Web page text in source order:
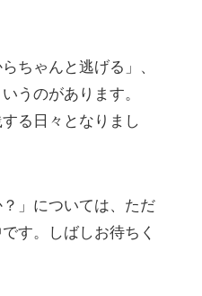
ちゃんと逃げる」、
うのがあります。
る日々となりまし
」については、ただ
す。しばしお待ちく